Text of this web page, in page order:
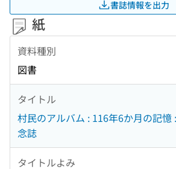
書誌情報を出力
紙
資料種別
図書
タイトル
村民のアルバム : 116年6か月の記憶
念誌
タイトルよみ